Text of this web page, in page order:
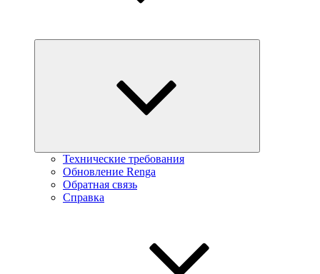
Технические требования
Обновление Renga
Обратная связь
Справка